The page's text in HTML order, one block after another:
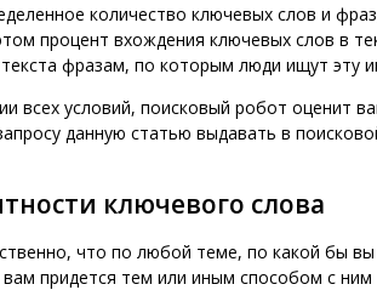
количество ключевых слов и
процент вхождения ключевых слов в
фразам, по которым люди ищут эту
всех условий, поисковый робот оценит
данную статью выдавать в
ключевого слова
что по любой теме, по какой бы
придется тем или иным способом с ним